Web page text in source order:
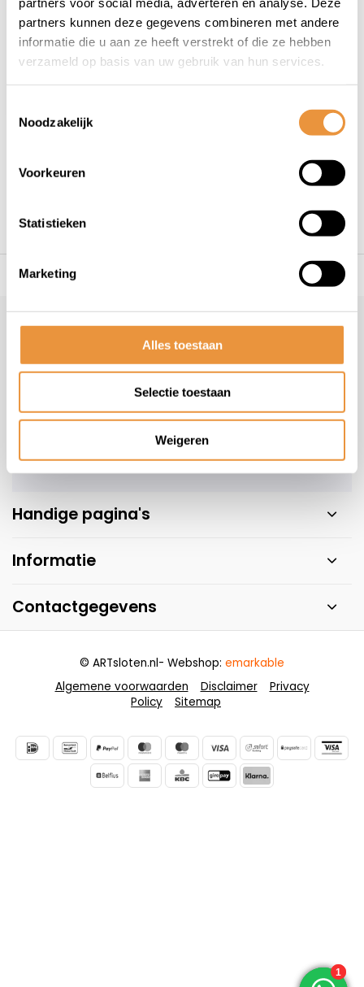
partners kunnen deze gegevens combineren met andere
informatie die u aan ze heeft verstrekt of die ze hebben
verzameld op basis van uw gebruik van hun services.
Noodzakelijk
Voorkeuren
Statistieken
Marketing
Alles toestaan
Selectie toestaan
Weigeren
11,95
8,95
voor uw tweewieler Niet goed = geld
Klantenservice geopend
Veelgestelde vragen
+31 78 780 2330
info@artsloten.nl
Handige pagina's
Informatie
Contactgegevens
Algemene voorwaarden Disclaimer
Privacy
Policy
Sitemap
© ARTsloten.nl- Webshop: emarkable